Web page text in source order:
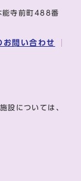
寺前町488番
お問い合わせ
設については、